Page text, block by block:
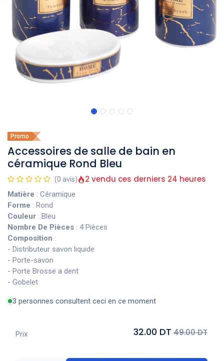
Promo
Accessoires de salle de bain en
céramique Rond Bleu
(0 avis) 2 vendu ces derniers 24 heures
Matière : Céramique
Forme : Rond
Couleur : Bleu
Nombre De Pièces : 4 Pièces
Composition :
- Distributeur savon liquide
- Porte-savon
- Porte Brosse a dent
- Gobelet
3 personnes consultent ceci en ce moment
Prix 32.00 DT 49.00 DT